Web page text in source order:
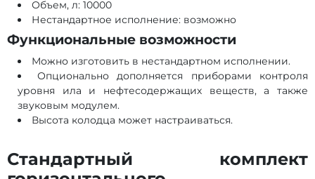
Объем, л: 10000
Нестандартное исполнение: возможно
Функциональные возможности
Можно изготовить в нестандартном исполнении.
Опционально дополняется приборами контроля
уровня ила и нефтесодержащих веществ, а также
звуковым модулем.
Высота колодца может настраиваться.
Стандартный комплект